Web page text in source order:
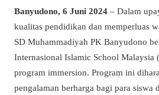
Banyudono, 6 Juni 2024 – Dalam
kualitas pendidikan dan memperluas
SD Muhammadiyah PK Banyudono
Internasional Islamic School Malaysia
program immersion. Program ini
pengalaman berharga bagi para siswa